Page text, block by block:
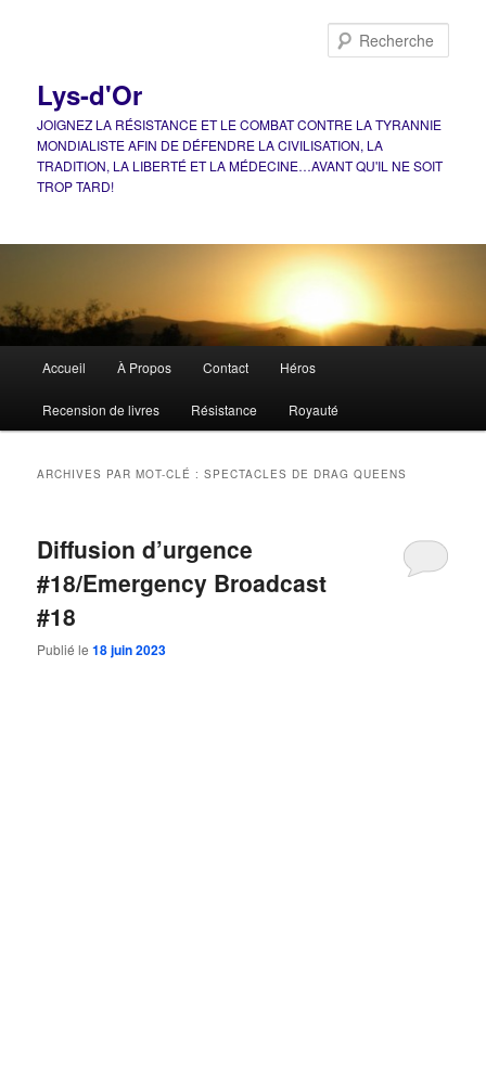
Lys-d'Or
JOIGNEZ LA RÉSISTANCE ET LE COMBAT CONTRE LA TYRANNIE
MONDIALISTE AFIN DE DÉFENDRE LA CIVILISATION, LA
TRADITION, LA LIBERTÉ ET LA MÉDECINE…AVANT QU'IL NE SOIT
TROP TARD!
principal
Accueil À Propos Contact Héros
Recension de livres Résistance Royauté
ARCHIVES PAR MOT-CLÉ :SPECTACLES DE DRAG QUEENS
Diffusion d’urgence
#18/Emergency Broadcast
#18
Publié le18 juin 2023